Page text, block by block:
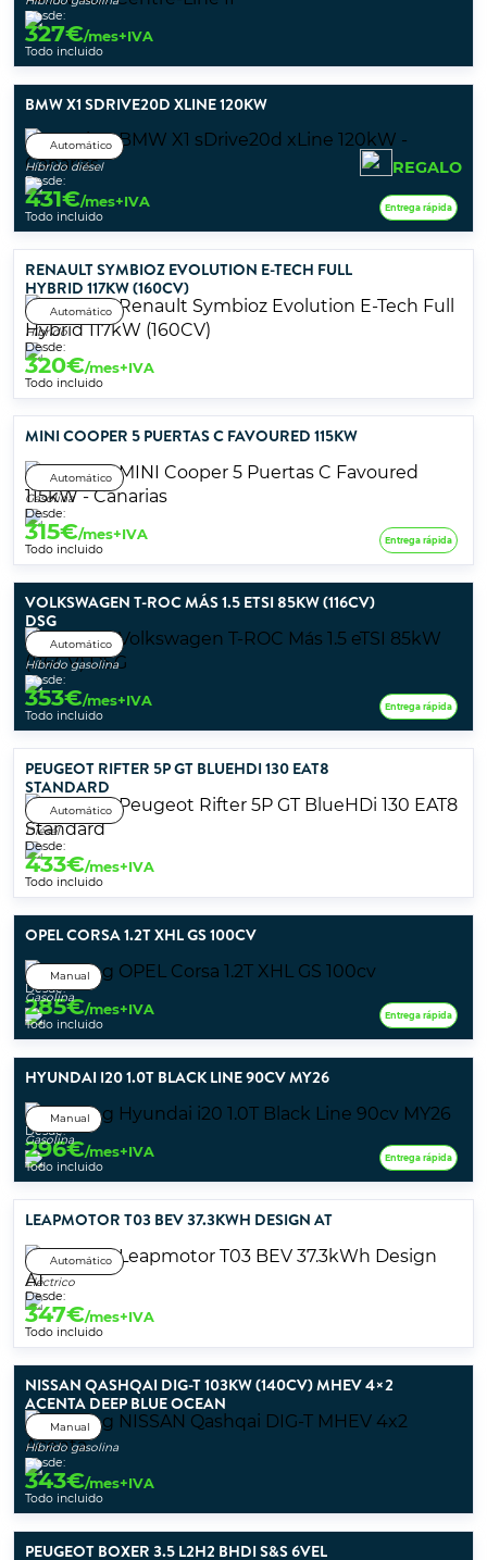
Desde:
327€/mes+IVA
Todo incluido
BMW X1 SDRIVE20D XLINE 120KW
Automático
Híbrido diésel REGALO
Desde:
431€/mes+IVA
Todo incluido
Entrega rápida
RENAULT SYMBIOZ EVOLUTION E-TECH FULL
HYBRID 117KW (160CV)
Automático
Híbrido
Desde:
320€/mes+IVA
Todo incluido
MINI COOPER 5 PUERTAS C FAVOURED 115KW
Automático
Gasolina
Desde:
315€/mes+IVA
Todo incluido
Entrega rápida
VOLKSWAGEN T-ROC MÁS 1.5 ETSI 85KW (116CV)
DSG
Automático
Híbrido gasolina
Desde:
353€/mes+IVA
Todo incluido
Entrega rápida
PEUGEOT RIFTER 5P GT BLUEHDI 130 EAT8
STANDARD
Automático
Diésel
Desde:
433€/mes+IVA
Todo incluido
OPEL CORSA 1.2T XHL GS 100CV
Manual
Gasolina
Desde:
285€/mes+IVA
Todo incluido
Entrega rápida
HYUNDAI I20 1.0T BLACK LINE 90CV MY26
Manual
Gasolina
Desde:
296€/mes+IVA
Todo incluido
Entrega rápida
LEAPMOTOR T03 BEV 37.3KWH DESIGN AT
Automático
Eléctrico
Desde:
347€/mes+IVA
Todo incluido
NISSAN QASHQAI DIG-T 103KW (140CV) MHEV 4×2
ACENTA DEEP BLUE OCEAN
Manual
Híbrido gasolina
Desde:
343€/mes+IVA
Todo incluido
PEUGEOT BOXER 3.5 L2H2 BHDI S&S 6VEL